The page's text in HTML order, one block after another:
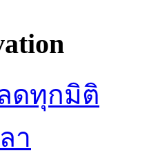
ดทุกมิติ
า